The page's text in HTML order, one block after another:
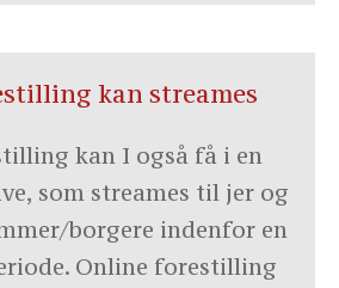
kan streames
kan I også få i en
som streames til jer og
borgere indenfor en
Online forestilling